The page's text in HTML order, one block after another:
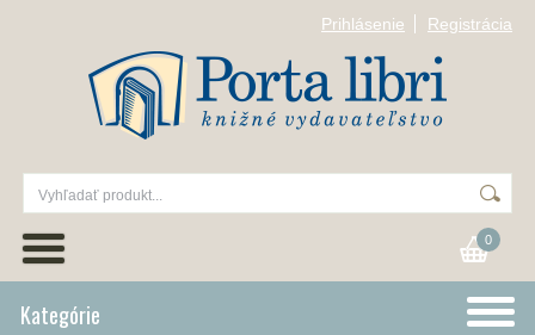
Prihlásenie Registrácia
0
Kategórie